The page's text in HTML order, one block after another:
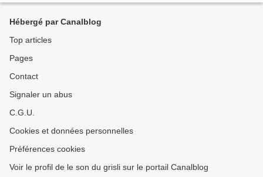
Hébergé par Canalblog
Top articles
Pages
Contact
Signaler un abus
C.G.U.
Cookies et données personnelles
Préférences cookies
Voir le profil de le son du grisli sur le portail Canalblog